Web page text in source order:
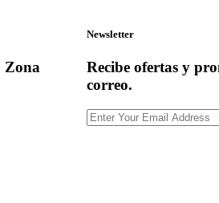
Zona
Newsletter
Recibe ofertas y
correo.